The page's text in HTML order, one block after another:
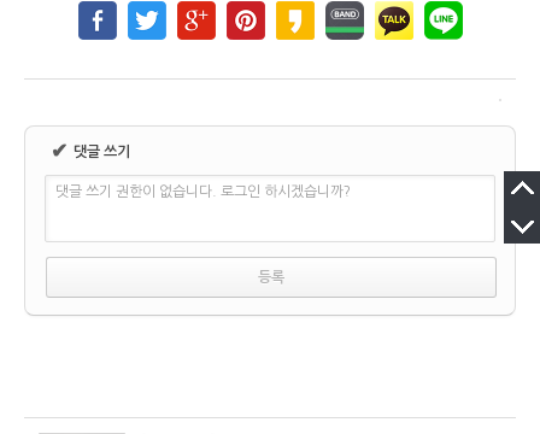
✔ 댓글 쓰기
댓글 쓰기 권한이 없습니다. 로그인 하시겠습니까?